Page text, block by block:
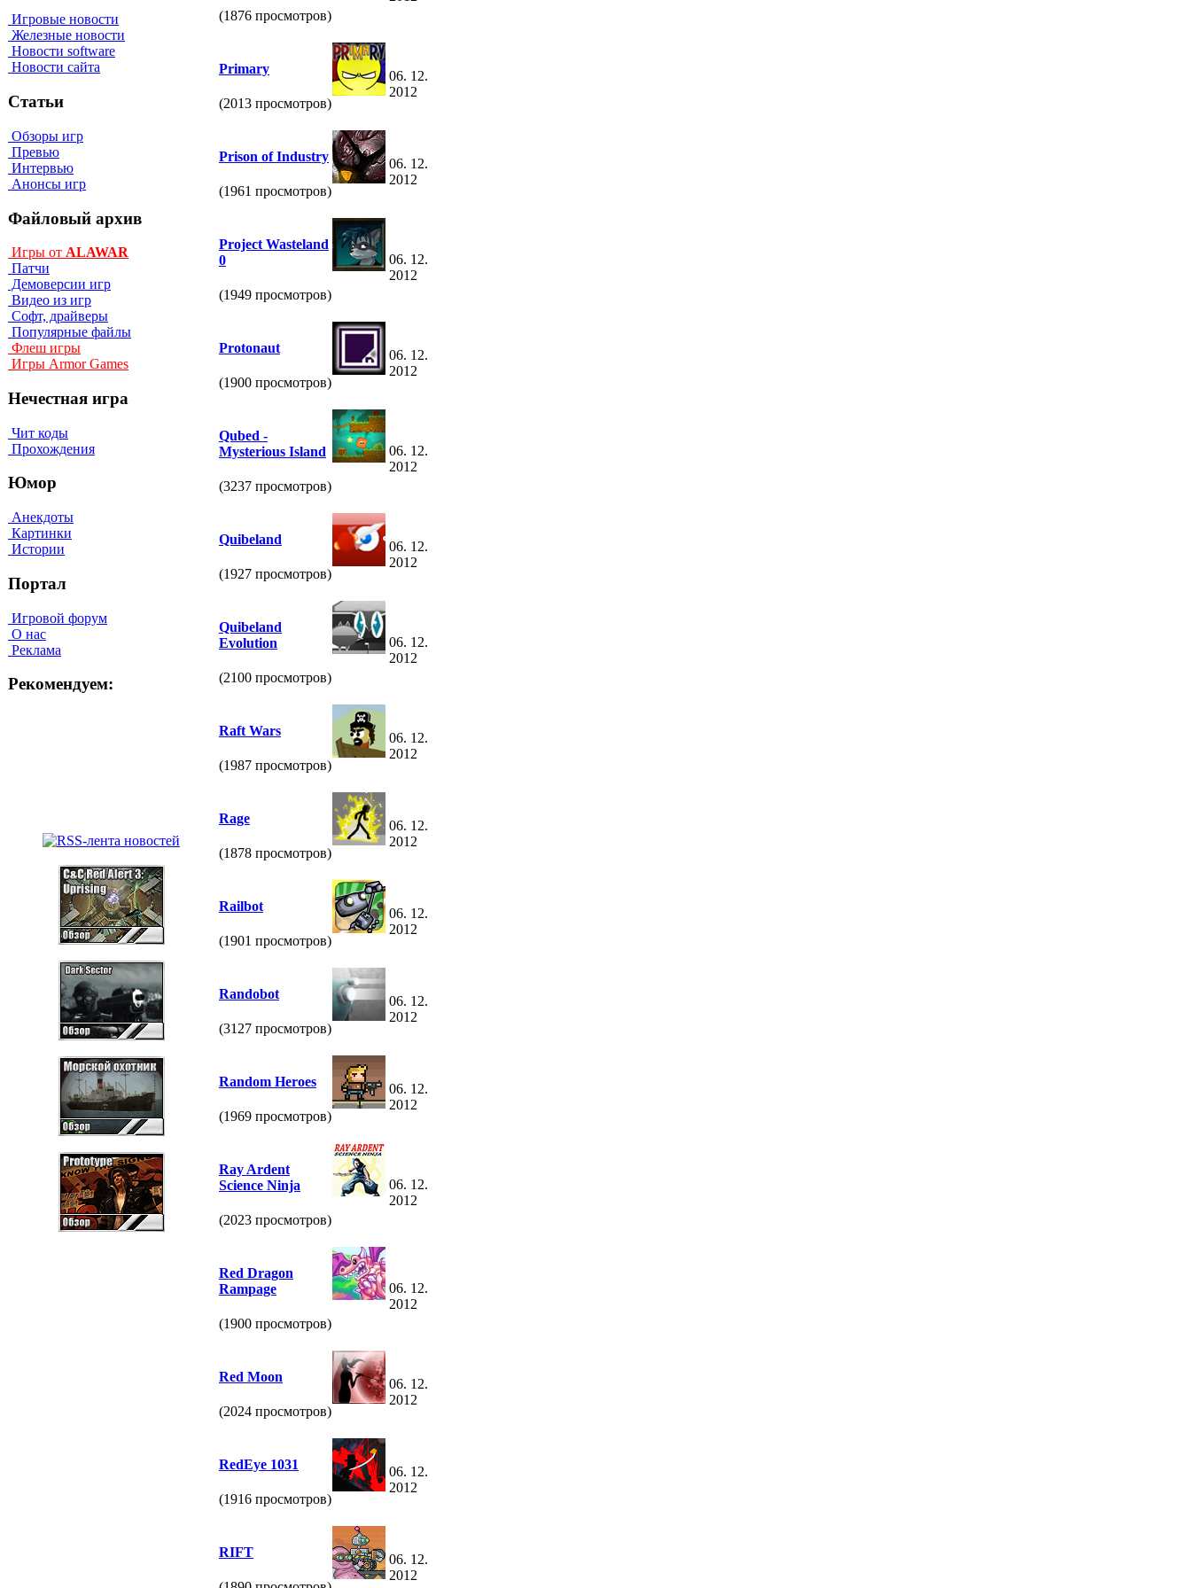
Игровые новости
Железные новости
Новости software
Новости сайта
Статьи
Обзоры игр
Превью
Интервью
Анонсы игр
Файловый архив
Игры от ALAWAR
Патчи
Демоверсии игр
Видео из игр
Софт, драйверы
Популярные файлы
Флеш игры
Игры Armor Games
Нечестная игра
Чит коды
Прохождения
Юмор
Анекдоты
Картинки
Истории
Портал
Игровой форум
О нас
Реклама
Рекомендуем:
(1876 просмотров)
Primary
(2013 просмотров)
06. 12.
2012
Prison of Industry
(1961 просмотров)
06. 12.
2012
Project Wasteland
0
(1949 просмотров)
06. 12.
2012
Protonaut
(1900 просмотров)
06. 12.
2012
Qubed -
Mysterious Island
(3237 просмотров)
06. 12.
2012
Quibeland
(1927 просмотров)
06. 12.
2012
Quibeland
Evolution
(2100 просмотров)
06. 12.
2012
Raft Wars
(1987 просмотров)
06. 12.
2012
Rage
(1878 просмотров)
06. 12.
2012
Railbot
(1901 просмотров)
06. 12.
2012
Randobot
(3127 просмотров)
06. 12.
2012
Random Heroes
(1969 просмотров)
06. 12.
2012
Ray Ardent
Science Ninja
(2023 просмотров)
06. 12.
2012
Red Dragon
Rampage
(1900 просмотров)
06. 12.
2012
Red Moon
(2024 просмотров)
06. 12.
2012
RedEye 1031
(1916 просмотров)
06. 12.
2012
RIFT
06. 12.
2012